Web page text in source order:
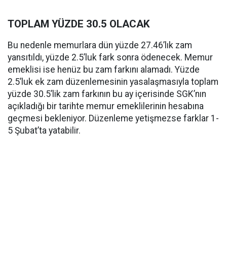
TOPLAM YÜZDE 30.5 OLACAK
Bu nedenle memurlara dün yüzde 27.46’lık zam
yansıtıldı, yüzde 2.5’luk fark sonra ödenecek. Memur
emeklisi ise henüz bu zam farkını alamadı. Yüzde
2.5’luk ek zam düzenlemesinin yasalaşmasıyla toplam
yüzde 30.5’lik zam farkının bu ay içerisinde SGK’nın
açıkladığı bir tarihte memur emeklilerinin hesabına
geçmesi bekleniyor. Düzenleme yetişmezse farklar 1-
5 Şubat’ta yatabilir.